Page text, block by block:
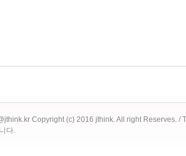
Copyright (c) 2016 jthink. All right Reserves. /
다.